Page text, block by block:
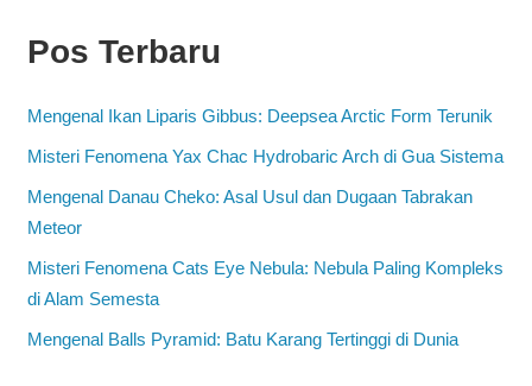
Pos Terbaru
Mengenal Ikan Liparis Gibbus: Deepsea Arctic Form Terunik
Misteri Fenomena Yax Chac Hydrobaric Arch di Gua Sistema
Mengenal Danau Cheko: Asal Usul dan Dugaan Tabrakan
Meteor
Misteri Fenomena Cats Eye Nebula: Nebula Paling Kompleks
di Alam Semesta
Mengenal Balls Pyramid: Batu Karang Tertinggi di Dunia